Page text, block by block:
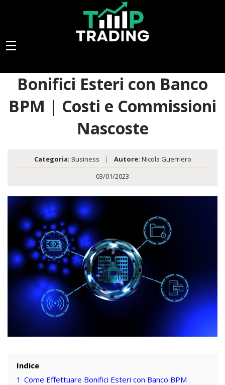
Bonifici Esteri con Banco
BPM | Costi e Commissioni
Nascoste
Categoria: Business | Autore: Nicola Guerriero
03/01/2023
Indice
1 Come Effettuare Bonifici Esteri con Banco BPM